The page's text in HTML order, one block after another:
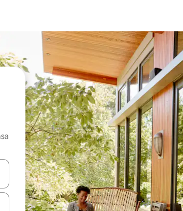
os usando as seta para cima e para baixo do teclado